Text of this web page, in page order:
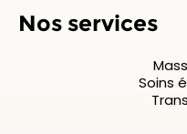
Nos services
Soins